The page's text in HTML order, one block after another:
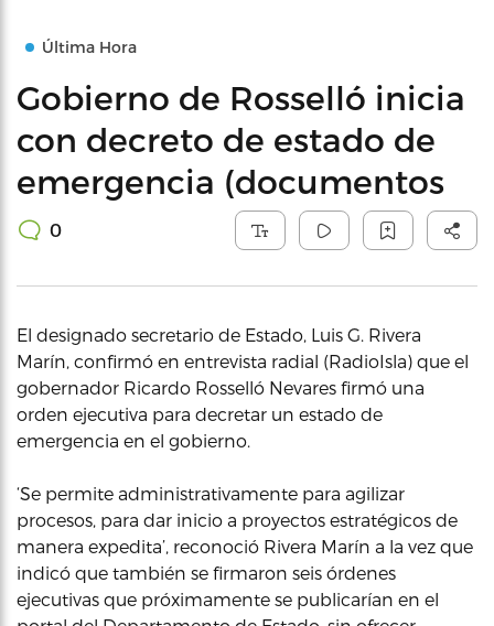
Última Hora
Gobierno de Rosselló inicia
con decreto de estado de
emergencia (documentos
0
El designado secretario de Estado, Luis G. Rivera
Marín, confirmó en entrevista radial (RadioIsla) que el
gobernador Ricardo Rosselló Nevares firmó una
orden ejecutiva para decretar un estado de
emergencia en el gobierno.
‘Se permite administrativamente para agilizar
procesos, para dar inicio a proyectos estratégicos de
manera expedita’, reconoció Rivera Marín a la vez que
indicó que también se firmaron seis órdenes
ejecutivas que próximamente se publicarían en el